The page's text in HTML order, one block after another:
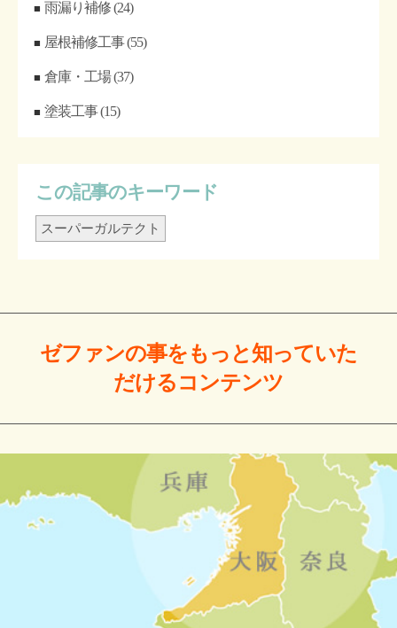
雨漏り補修(24)
屋根補修工事(55)
倉庫・工場(37)
塗装工事(15)
この記事のキーワード
スーパーガルテクト
ゼファンの事をもっと知っていた
だけるコンテンツ